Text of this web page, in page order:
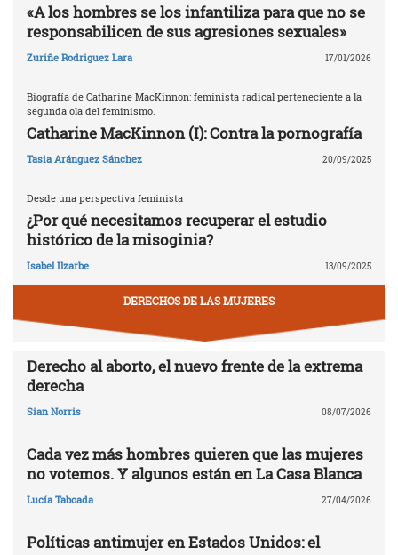
«A los hombres se los infantiliza para que no se
responsabilicen de sus agresiones sexuales»
Zuriñe Rodriguez Lara 17/01/2026
Biografía de Catharine MacKinnon: feminista radical perteneciente a la
segunda ola del feminismo.
Catharine MacKinnon (I): Contra la pornografía
Tasia Aránguez Sánchez 20/09/2025
Desde una perspectiva feminista
¿Por qué necesitamos recuperar el estudio
histórico de la misoginia?
Isabel Ilzarbe 13/09/2025
DERECHOS DE LAS MUJERES
Derecho al aborto, el nuevo frente de la extrema
derecha
Sian Norris 08/07/2026
Cada vez más hombres quieren que las mujeres
no votemos. Y algunos están en La Casa Blanca
Lucía Taboada 27/04/2026
Políticas antimujer en Estados Unidos: el